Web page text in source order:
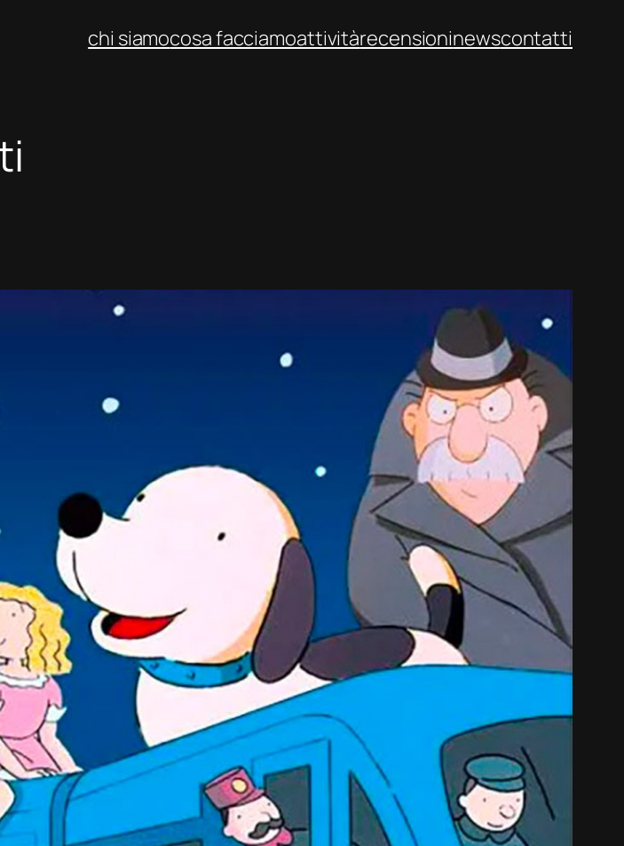
chi siamocosa facciamoattivitàrecensioninewscontatti